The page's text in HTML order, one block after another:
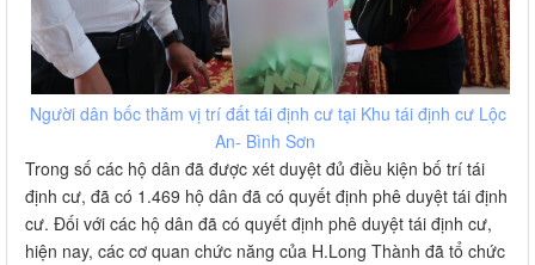
Người dân bốc thăm vị trí đất tái định cư tại Khu tái định cư Lộc
An- Bình Sơn
Trong số các hộ dân đã được xét duyệt đủ điều kiện bố trí tái
định cư, đã có 1.469 hộ dân đã có quyết định phê duyệt tái định
cư. Đối với các hộ dân đã có quyết định phê duyệt tái định cư,
hiện nay, các cơ quan chức năng của H.Long Thành đã tổ chức